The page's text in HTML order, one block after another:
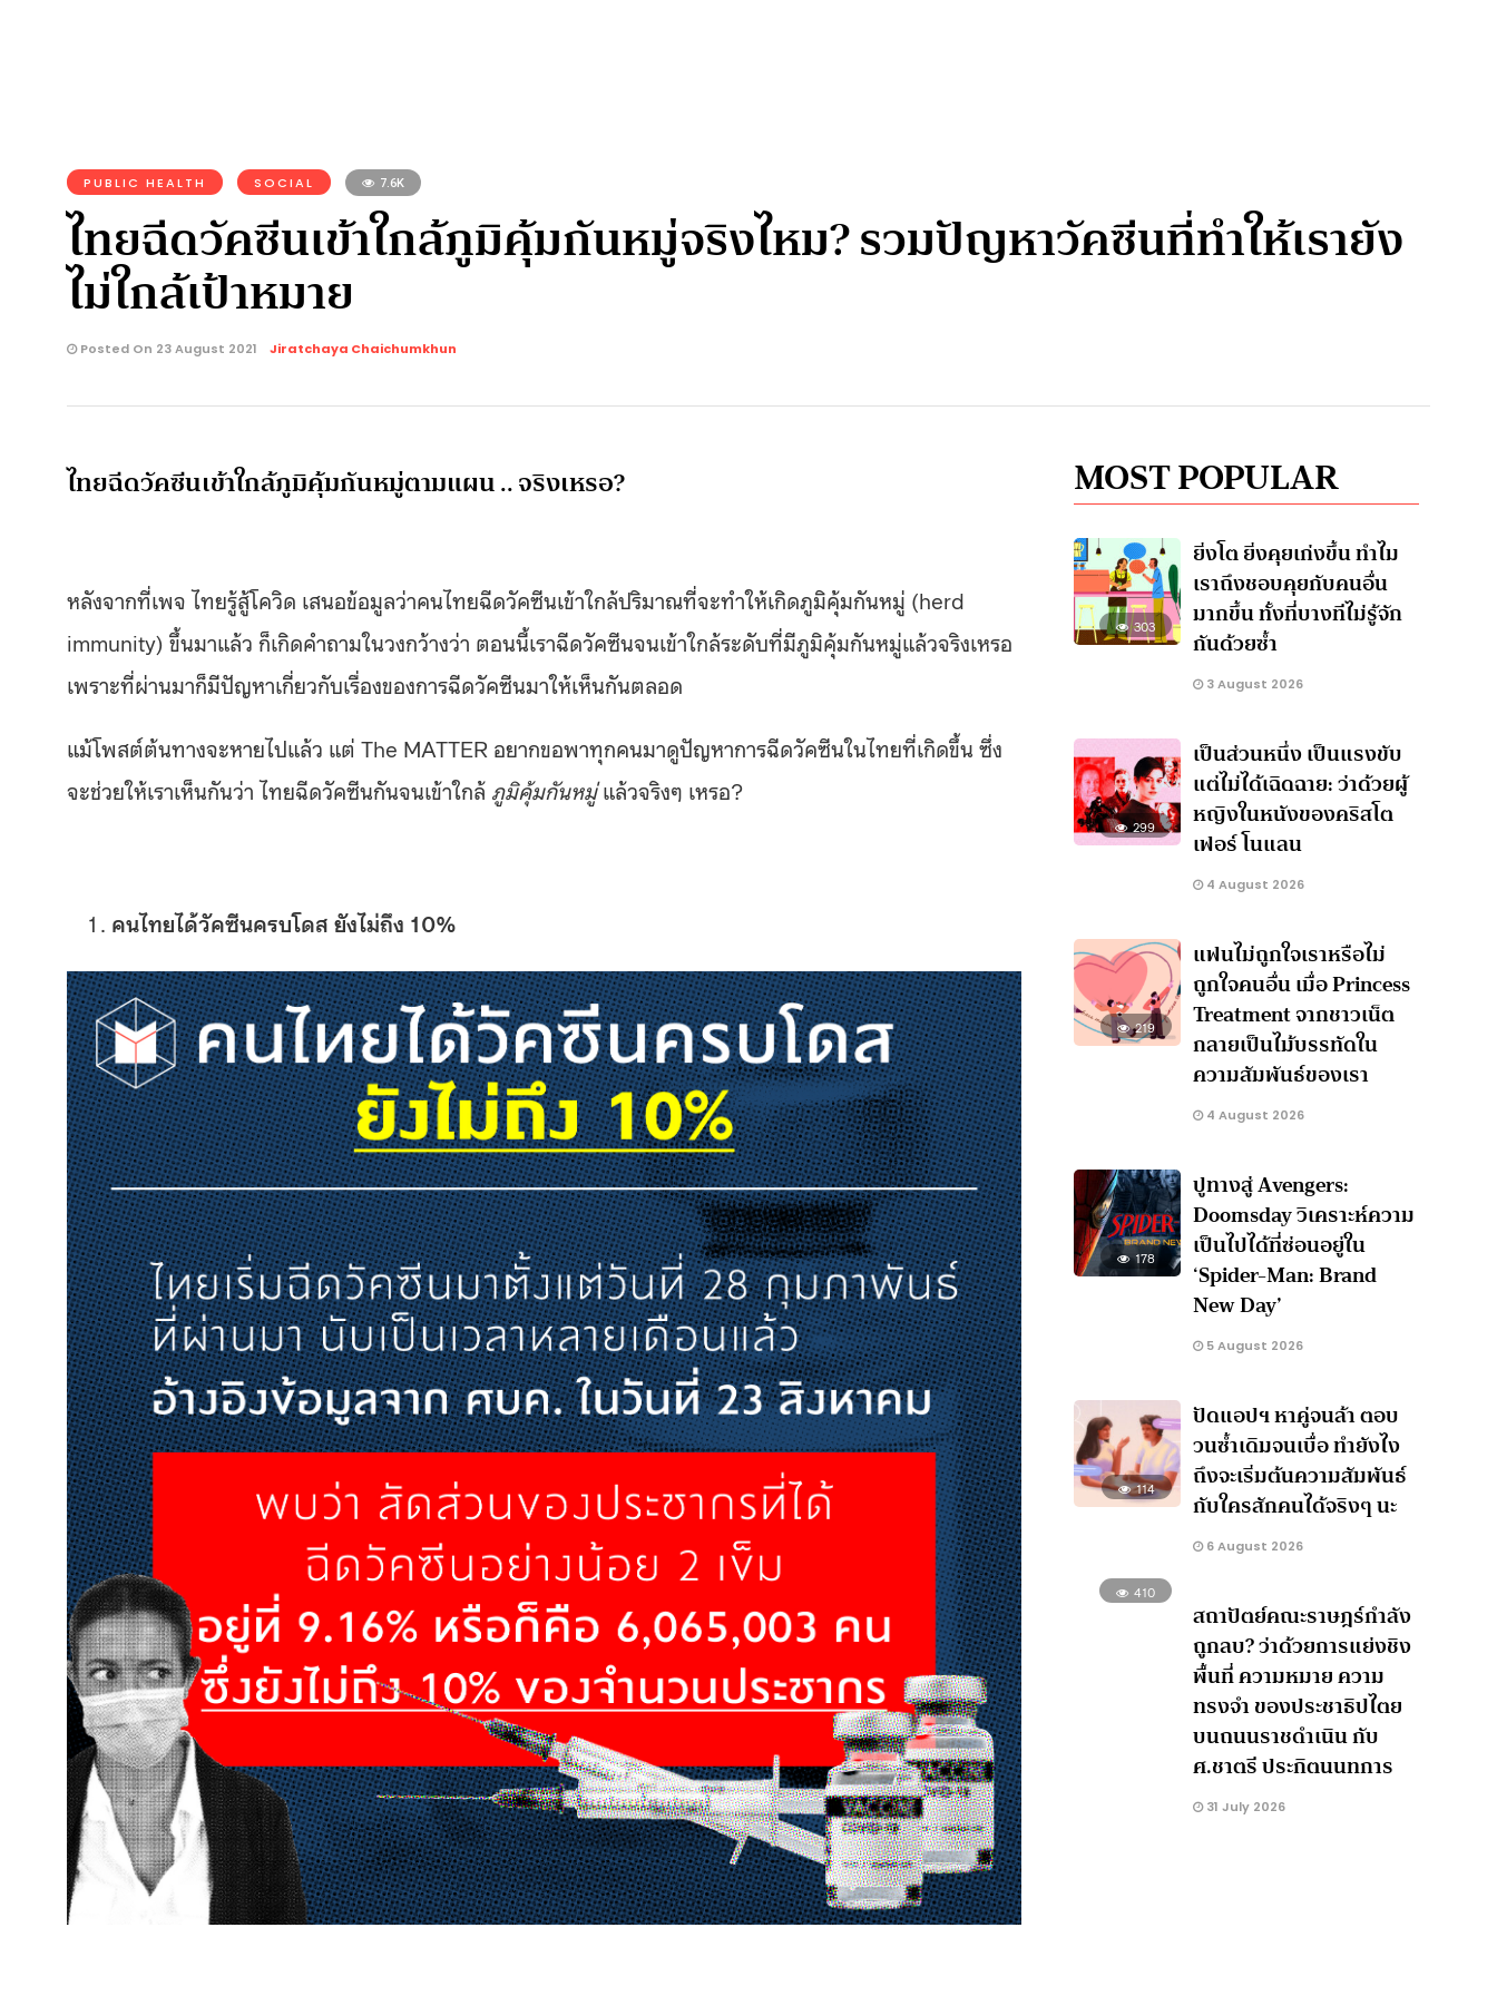
PUBLIC HEALTH SOCIAL 7.6K
ไทยฉีดวัคซีนเข้าใกล้ภูมิคุ้มกันหมู่จริงไหม? รวมปัญหาวัคซีนที่ทำให้เรายัง
ไม่ใกล้เป้าหมาย
Posted On 23 August 2021 Jiratchaya Chaichumkhun
ไทยฉีดวัคซีนเข้าใกล้ภูมิคุ้มกันหมู่ตามแผน .. จริงเหรอ?
หลังจากที่เพจ ไทยรู้สู้โควิด เสนอข้อมูลว่าคนไทยฉีดวัคซีนเข้าใกล้ปริมาณที่จะทำให้เกิดภูมิคุ้มกันหมู่ (herd
immunity) ขึ้นมาแล้ว ก็เกิดคำถามในวงกว้างว่า ตอนนี้เราฉีดวัคซีนจนเข้าใกล้ระดับที่มีภูมิคุ้มกันหมู่แล้วจริงเหรอ
เพราะที่ผ่านมาก็มีปัญหาเกี่ยวกับเรื่องของการฉีดวัคซีนมาให้เห็นกันตลอด
แม้โพสต์ต้นทางจะหายไปแล้ว แต่ The MATTER อยากขอพาทุกคนมาดูปัญหาการฉีดวัคซีนในไทยที่เกิดขึ้น ซึ่ง
จะช่วยให้เราเห็นกันว่า ไทยฉีดวัคซีนกันจนเข้าใกล้ ภูมิคุ้มกันหมู่แล้วจริงๆ เหรอ?
คนไทยได้วัคซีนครบโดส ยังไม่ถึง 10%
MOST POPULAR
303
ยิ่งโต ยิ่งคุยเก่งขึ้น ทำไม
เราถึงชอบคุยกับคนอื่น
มากขึ้น ทั้งที่บางทีไม่รู้จัก
กันด้วยซ้ำ
3 August 2026
299
เป็นส่วนหนึ่ง เป็นแรงขับ
แต่ไม่ได้เฉิดฉาย: ว่าด้วยผู้
หญิงในหนังของคริสโต
เฟอร์ โนแลน
4 August 2026
219
แฟนไม่ถูกใจเราหรือไม่
ถูกใจคนอื่น เมื่อ Princess
Treatment จากชาวเน็ต
กลายเป็นไม้บรรทัดใน
ความสัมพันธ์ของเรา
4 August 2026
178
ปูทางสู่ Avengers:
Doomsday วิเคราะห์ความ
เป็นไปได้ที่ซ่อนอยู่ใน
‘Spider-Man: Brand
New Day’
5 August 2026
114
ปัดแอปฯ หาคู่จนล้า ตอบ
วนซ้ำเดิมจนเบื่อ ทำยังไง
ถึงจะเริ่มต้นความสัมพันธ์
กับใครสักคนได้จริงๆ นะ
6 August 2026
410
สถาปัตย์คณะราษฎร์กำลัง
ถูกลบ? ว่าด้วยการแย่งชิง
พื้นที่ ความหมาย ความ
ทรงจำ ของประชาธิปไตย
บนถนนราชดำเนิน กับ
ศ.ชาตรี ประกิตนนทการ
31 July 2026